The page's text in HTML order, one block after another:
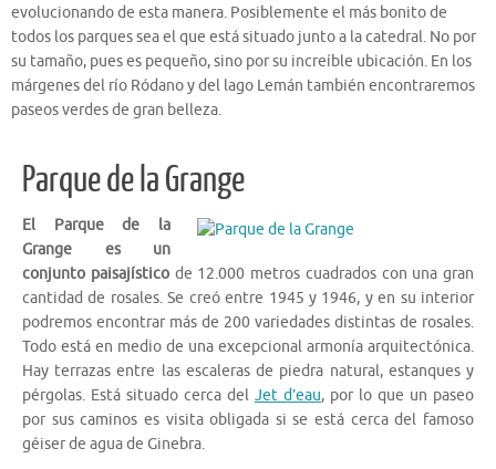
evolucionando de esta manera. Posiblemente el más bonito de
todos los parques sea el que está situado junto a la catedral. No por
su tamaño, pues es pequeño, sino por su increíble ubicación. En los
márgenes del río Ródano y del lago Lemán también encontraremos
paseos verdes de gran belleza.
Parque de la Grange
El Parque de la
Grange es un
conjunto paisajísticode 12.000 metros cuadrados con una gran
cantidad de rosales. Se creó entre 1945 y 1946, y en su interior
podremos encontrar más de 200 variedades distintas de rosales.
Todo está en medio de una excepcional armonía arquitectónica.
Hay terrazas entre las escaleras de piedra natural, estanques y
pérgolas. Está situado cerca del Jet d’eau, por lo que un paseo
por sus caminos es visita obligada si se está cerca del famoso
géiser de agua de Ginebra.